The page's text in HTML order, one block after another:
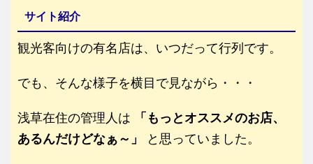
サイト紹介
観光客向けの有名店は、いつだって行列です。
でも、そんな様子を横目で見ながら・・・
浅草在住の管理人は
「もっとオススメのお店、
あるんだけどなぁ～」
と思っていました。